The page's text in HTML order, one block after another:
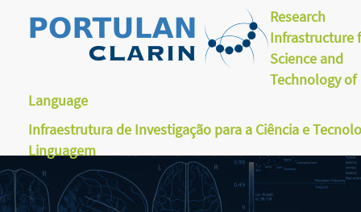
Research
Infrastructure
Science and
Technology of
Language
Infraestrutura de Investigação para a Ciência e
Linguagem